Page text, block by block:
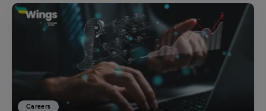
Careers